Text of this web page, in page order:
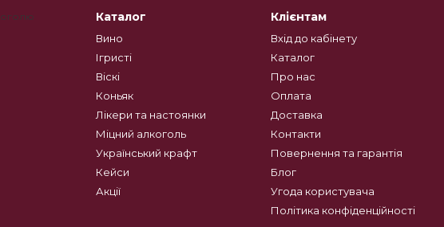
Каталог
Вино
Ігристі
Віскі
Коньяк
Лікери та настоянки
Міцний алкоголь
Український крафт
Кейси
Акції
Клієнтам
Вхід до кабінету
Каталог
Про нас
Оплата
Доставка
Контакти
Повернення та гарантія
Блог
Угода користувача
Політика конфіденційності